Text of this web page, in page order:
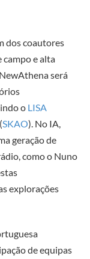
dos coautores
campo e alta
será
o LISA
SKAO). No IA,
geração de
como o Nuno
explorações
de equipas